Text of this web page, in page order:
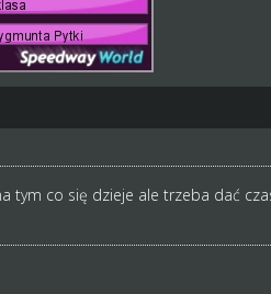
tym co się dzieje ale trzeba dać